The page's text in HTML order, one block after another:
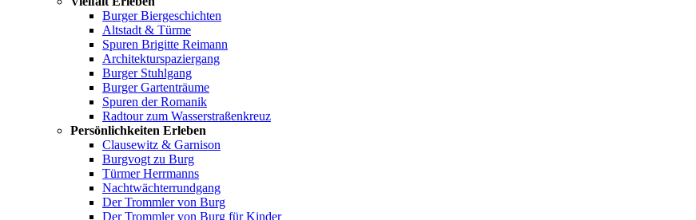
Burger Biergeschichten
Altstadt & Türme
Spuren Brigitte Reimann
Architekturspaziergang
Burger Stuhlgang
Burger Gartenträume
Spuren der Romanik
Radtour zum Wasserstraßenkreuz
Persönlichkeiten Erleben
Clausewitz & Garnison
Burgvogt zu Burg
Türmer Herrmanns
Nachtwächterrundgang
Der Trommler von Burg
Der Trommler von Burg für Kinder